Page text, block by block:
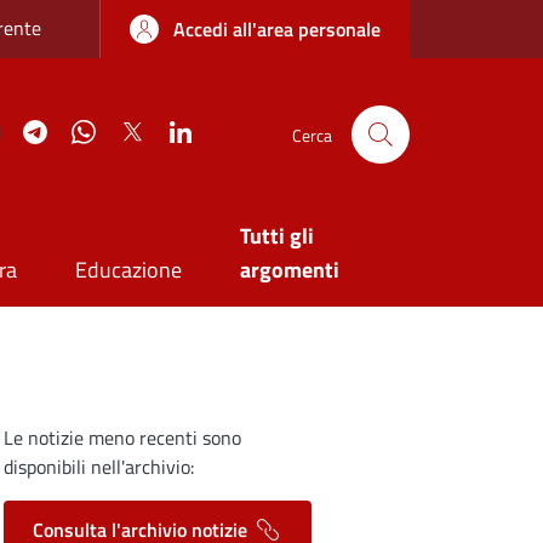
sottileAccedi all'area personale
YouTubeTelegramWhatsApp
Twitter Cerca
Educazione
Tutti gli
argomenti
Le notizie meno recenti sono
disponibili nell'archivio:
Consulta l'archivio notizie